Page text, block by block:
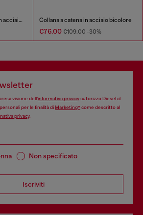
Set di collana e orecchini in acciaio inossidabile Collana a catena in acciaio bicolore
€76.00 €109.00-30%
visione dell’informativa privacyautorizzo Diesel al
per le finalità diMarketing*come descritto al
privacy.
Non specificato
Iscriviti